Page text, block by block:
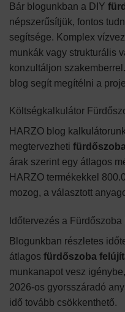
Bár blogunkban a DIY
népszerűsítjük, fontos
segítsége. Komplex
munkák vagy strukturális
konzultáljon
blog segít megítélni a
Költségkalkulátor
HARZO blog
megtervezheti
árak szerint egy átlagos
HARZO termékekkel
mozog, a választott
Időtervezés a
Blogunkban részletes
átlagos fürdőszoba
munkanapot vesz
2026-os gyorsszáradó
idő tovább csökkenthető.